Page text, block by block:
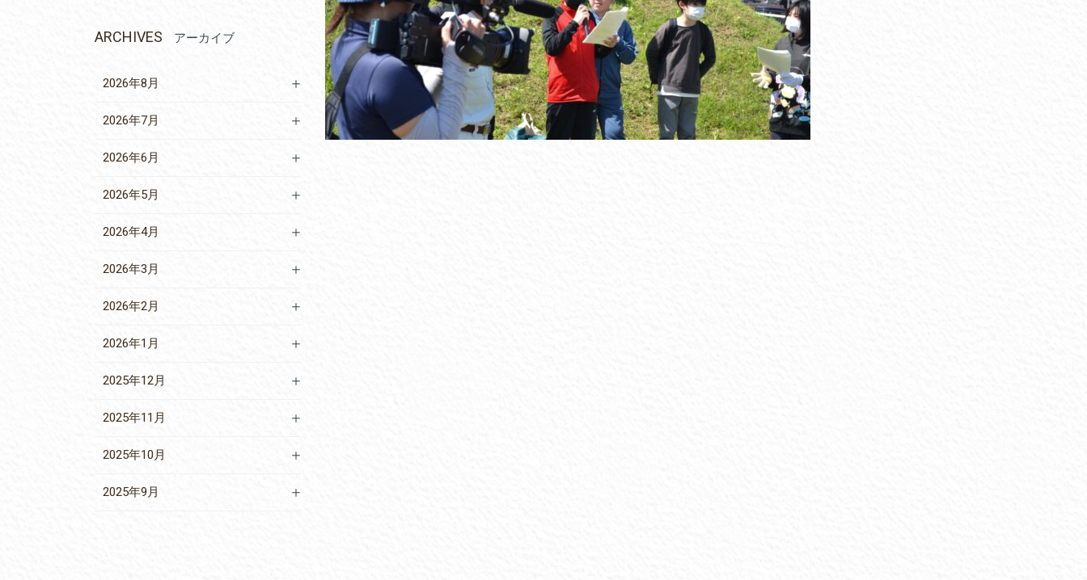
ARCHIVES アーカイブ
2026年8月
2026年7月
2026年6月
2026年5月
2026年4月
2026年3月
2026年2月
2026年1月
2025年12月
2025年11月
2025年10月
2025年9月